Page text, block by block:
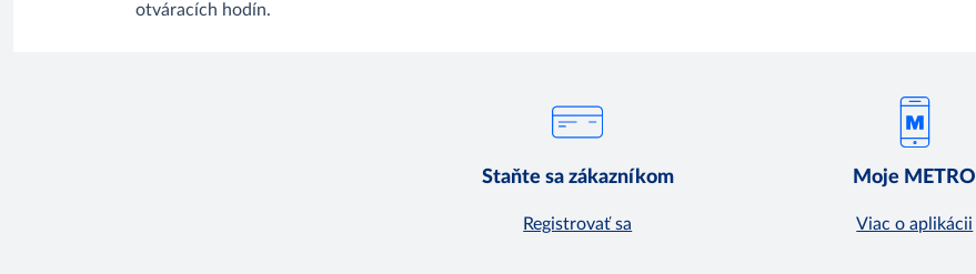
otváracích hodín.
Staňte sa zákazníkom
Registrovať sa
Moje METRO
Viac o aplikácii